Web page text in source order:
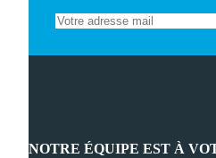
NOTRE ÉQUIPE EST À